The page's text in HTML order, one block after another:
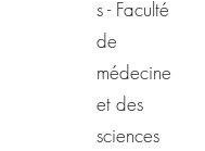
s - Faculté
de
médecine
et des
sciences